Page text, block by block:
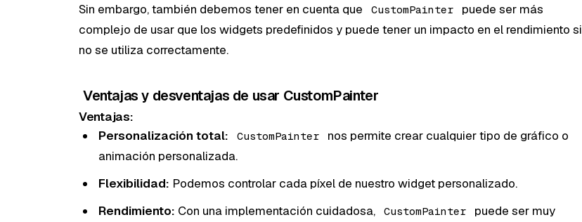
Sin embargo, también debemos tener en cuenta que CustomPainter
puede ser más
complejo de usar que los widgets predefinidos y puede tener un impacto en el rendimiento si
no se utiliza correctamente.
Ventajas y desventajas de usar CustomPainter
Ventajas:
Personalización total:
CustomPainter
nos permite crear cualquier tipo de gráfico o
animación personalizada.
Flexibilidad: Podemos controlar cada píxel de nuestro widget personalizado.
Rendimiento: Con una implementación cuidadosa, CustomPainter
puede ser muy